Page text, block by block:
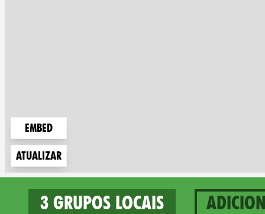
Embed
Atualizar
3 grupos locais